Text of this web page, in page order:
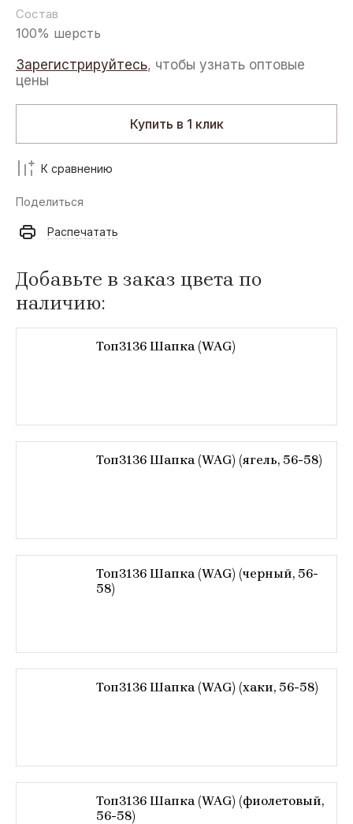
Состав
100% шерсть
Зарегистрируйтесь, чтобы узнать оптовые
цены
Купить в 1 клик
К сравнению
Поделиться
Распечатать
Добавьте в заказ цвета по
наличию:
Топ3136 Шапка (WAG)
Топ3136 Шапка (WAG) (ягель, 56-58)
Топ3136 Шапка (WAG) (черный, 56-
58)
Топ3136 Шапка (WAG) (хаки, 56-58)
Топ3136 Шапка (WAG) (фиолетовый,
56-58)